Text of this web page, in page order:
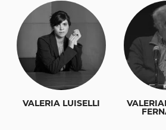
VALERIA LUISELLI